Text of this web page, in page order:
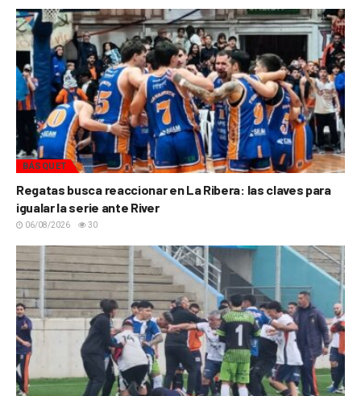
BÁSQUET
Regatas busca reaccionar en La Ribera: las claves para
igualar la serie ante River
06/08/2026 30